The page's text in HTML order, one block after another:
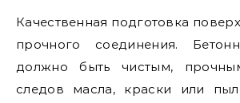
Качественная подготовка
прочного соединения.
должно быть чистым,
следов масла, краски или